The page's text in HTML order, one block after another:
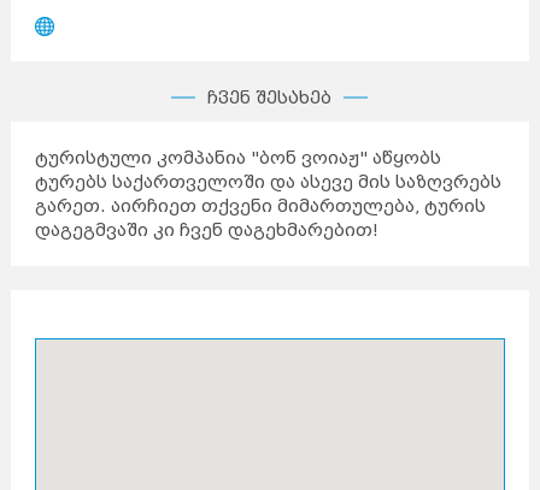
ჩვენ შესახებ
ტურისტული კომპანია "ბონ ვოიაჟ" აწყობს
ტურებს საქართველოში და ასევე მის საზღვრებს
გარეთ. აირჩიეთ თქვენი მიმართულება, ტურის
დაგეგმვაში კი ჩვენ დაგეხმარებით!